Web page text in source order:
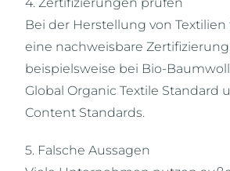
Bei der Herstellung von
eine nachweisbare
beispielsweise bei Bio-
Global Organic Textile Standard
Content Standards.
5. Falsche Aussagen